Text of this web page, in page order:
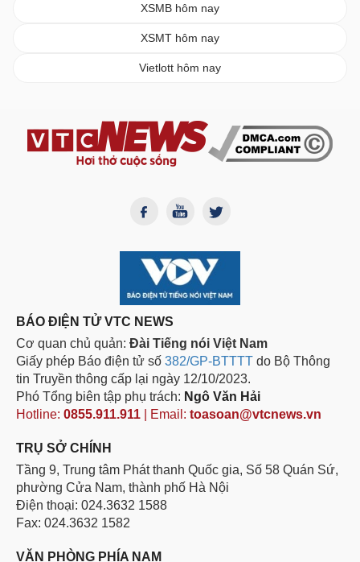
XSMB hôm nay
XSMT hôm nay
Vietlott hôm nay
BÁO ĐIỆN TỬ VTC NEWS
Cơ quan chủ quản: Đài Tiếng nói Việt Nam
Giấy phép Báo điện tử số 382/GP-BTTTT do Bộ Thông
tin Truyền thông cấp lại ngày 12/10/2023.
Phó Tổng biên tập phụ trách: Ngô Văn Hải
Hotline: 0855.911.911 | Email: toasoan@vtcnews.vn
TRỤ SỞ CHÍNH
Tầng 9, Trung tâm Phát thanh Quốc gia, Số 58 Quán Sứ,
phường Cửa Nam, thành phố Hà Nội
Điện thoại: 024.3632 1588
Fax: 024.3632 1582
VĂN PHÒNG PHÍA NAM